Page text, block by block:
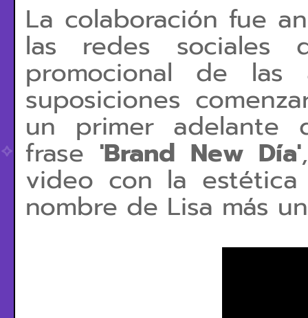
La colaboración fue
las redes sociales
promocional de las
suposiciones
un primer
frase 'Brand New Día'
video con la
nombre de Lisa más